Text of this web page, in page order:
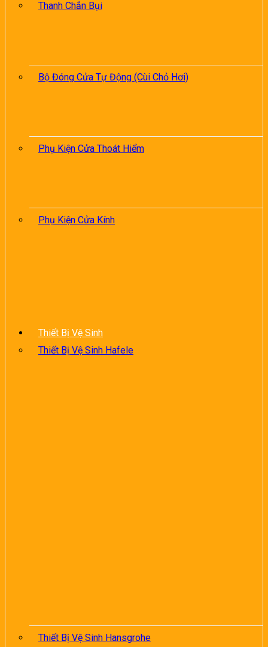
Thanh Chắn Bụi
Bộ Đóng Cửa Tự Động (Cùi Chỏ Hơi)
Phụ Kiện Cửa Thoát Hiểm
Phụ Kiện Cửa Kính
Thiết Bị Vệ Sinh
Thiết Bị Vệ Sinh Hafele
Thiết Bị Vệ Sinh Hansgrohe